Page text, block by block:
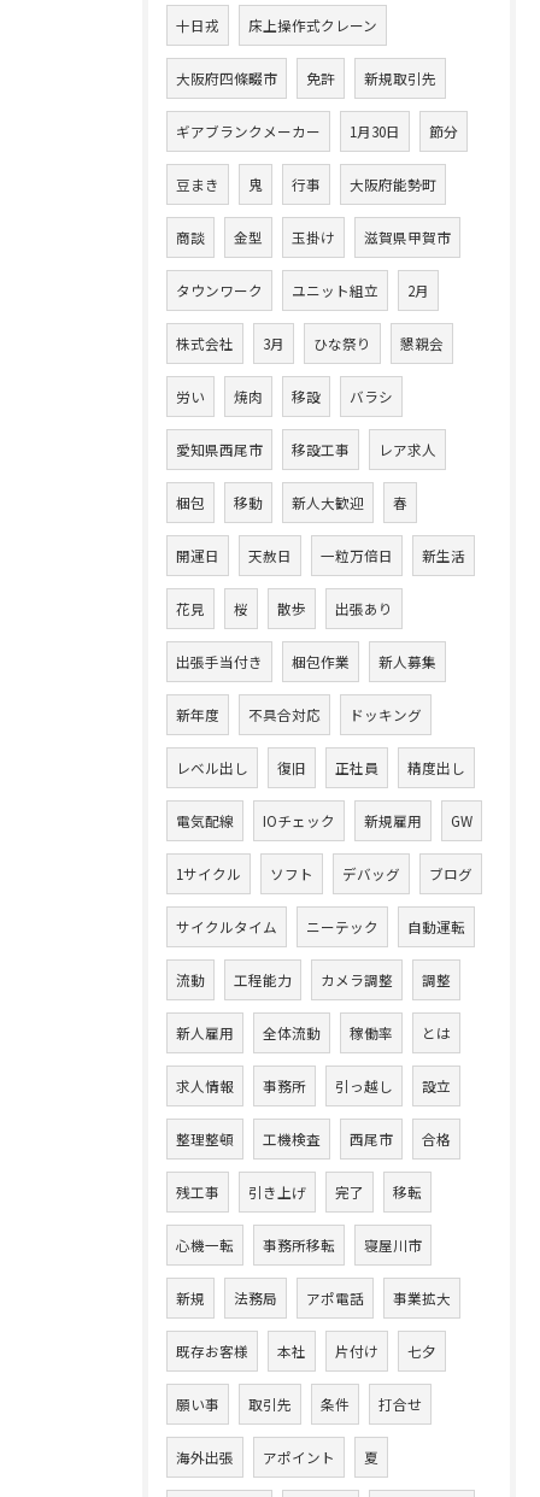
十日戎 床上操作式クレーン
大阪府四條畷市 免許 新規取引先
ギアブランクメーカー 1月30日 節分
豆まき 鬼 行事 大阪府能勢町
商談 金型 玉掛け 滋賀県甲賀市
タウンワーク ユニット組立 2月
株式会社 3月 ひな祭り 懇親会
労い 焼肉 移設 バラシ
愛知県西尾市 移設工事 レア求人
梱包 移動 新人大歓迎 春
開運日 天赦日 一粒万倍日 新生活
花見 桜 散歩 出張あり
出張手当付き 梱包作業 新人募集
新年度 不具合対応 ドッキング
レベル出し 復旧 正社員 精度出し
電気配線 IOチェック 新規雇用 GW
1サイクル ソフト デバッグ ブログ
サイクルタイム ニーテック 自動運転
流動 工程能力 カメラ調整 調整
新人雇用 全体流動 稼働率 とは
求人情報 事務所 引っ越し 設立
整理整頓 工機検査 西尾市 合格
残工事 引き上げ 完了 移転
心機一転 事務所移転 寝屋川市
新規 法務局 アポ電話 事業拡大
既存お客様 本社 片付け 七夕
願い事 取引先 条件 打合せ
海外出張 アポイント 夏